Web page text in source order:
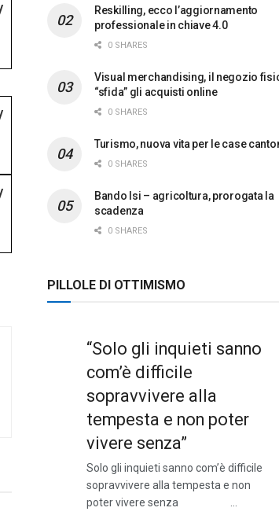
Reskilling, ecco l’aggiornamento
professionale in chiave 4.0
0 SHARES
Visual merchandising, il negozio
“sfida” gli acquisti online
0 SHARES
Turismo, nuova vita per le case
0 SHARES
Bando Isi – agricoltura, prorogata la
scadenza
0 SHARES
PILLOLE DI OTTIMISMO
“Solo gli inquieti sanno
com’è difficile
sopravvivere alla
tempesta e non poter
vivere senza”
Solo gli inquieti sanno com’è difficile
sopravvivere alla tempesta e non
poter vivere senza …